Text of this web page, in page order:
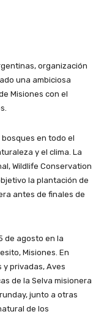
organización
una ambiciosa
Misiones con el
en todo el
y el clima. La
Wildlife Conservation
la plantación de
antes de finales de
de agosto en la
Misiones. En
privadas, Aves
de la Selva misionera
junto a otras
de los